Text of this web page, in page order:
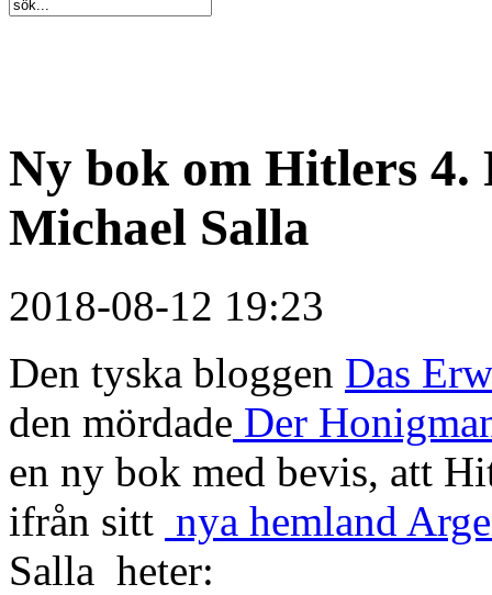
Ny bok om Hitlers
Michael Salla
2018-08-12 19:23
Den tyska bloggen Das
den mördade Der
en ny bok med bevis, att
ifrån sitt nya hemland
Salla heter: